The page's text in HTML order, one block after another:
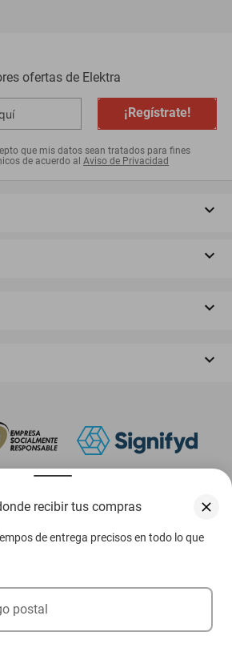
recibir tus compras
de entrega precisos en todo lo que
postal
ofertas de Elektra
¡Regístrate!
que mis datos sean tratados para fines
de acuerdo al Aviso de Privacidad